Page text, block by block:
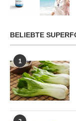
BELIEBTE
1